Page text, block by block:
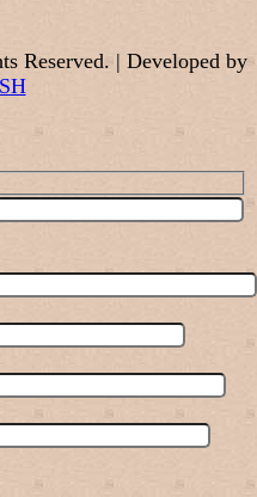
Reserved. | Developed by